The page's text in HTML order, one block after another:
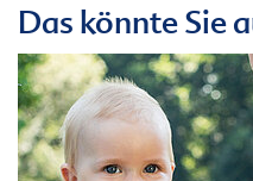
Das könnte Sie